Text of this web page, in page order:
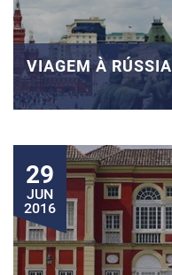
VIAGEM À RÚSSIA
29
JUN
2016